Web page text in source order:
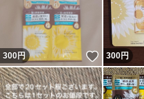
300円 いいね！
300円